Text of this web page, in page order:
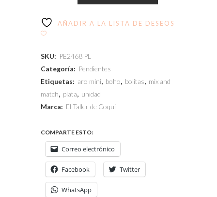
AÑADIR A LA LISTA DE DESEOS
SKU: PE2468 PL
Categoría: Pendientes
Etiquetas: aro mini, boho, bolitas, mix and
match, plata, unidad
Marca: El Taller de Coqui
COMPARTE ESTO:
Correo electrónico
Facebook Twitter
WhatsApp